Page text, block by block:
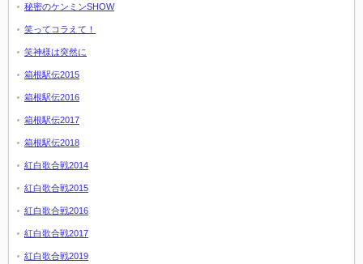
秘密のケンミンSHOW
笑ってコラえて！
笑神様は突然に
箱根駅伝2015
箱根駅伝2016
箱根駅伝2017
箱根駅伝2018
紅白歌合戦2014
紅白歌合戦2015
紅白歌合戦2016
紅白歌合戦2017
紅白歌合戦2019